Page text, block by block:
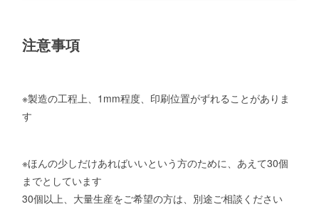
注意事項
※製造の工程上、1mm程度、印刷位置がずれることがありま
す
※ほんの少しだけあればいいという方のために、あえて30個
までとしています
30個以上、大量生産をご希望の方は、別途ご相談ください